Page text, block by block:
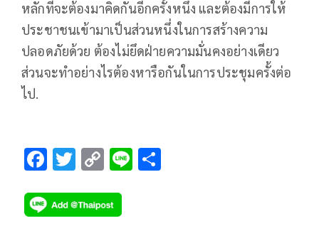
หลักที่จะต้องมาคิดกันอีกครั้งหนึ่ง และต้องมีการให้
ประชาชนเข้ามาเป็นส่วนหนึ่งในการสร้างความ
ปลอดภัยด้วย ต้องไม่ยึดฝ่ายความมั่นคงอย่างเดียว
ส่วนจะทำอย่างไรต้องหารือกันในการประชุมครั้งต่อ
ไป.
F
e
b
T
tt
er
C
p
y
Li